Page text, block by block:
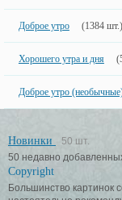
Доброе утро (1384 шт.)
Хорошего утра и дня
Доброе утро
Новинки
50 шт.
50 недавно
Copyright
Большинство картинок